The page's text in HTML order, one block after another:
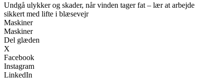
Undgå ulykker og skader, når vinden tager fat – lær at arbejde
sikkert med lifte i blæsevejr
Maskiner
Maskiner
Del glæden
X
Facebook
Instagram
LinkedIn